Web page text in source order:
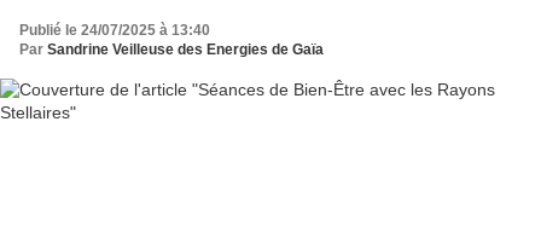
Publié le 24/07/2025 à 13:40
Par Sandrine Veilleuse des Energies de Gaïa